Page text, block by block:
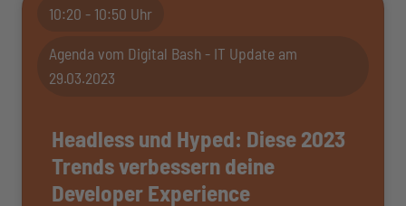
10:20 - 10:50 Uhr
Agenda vom Digital Bash - IT Update am
29.03.2023
Headless und Hyped: Diese 2023
Trends verbessern deine
Developer Experience